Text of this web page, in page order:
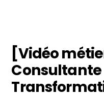
[Vidéo
Consultante